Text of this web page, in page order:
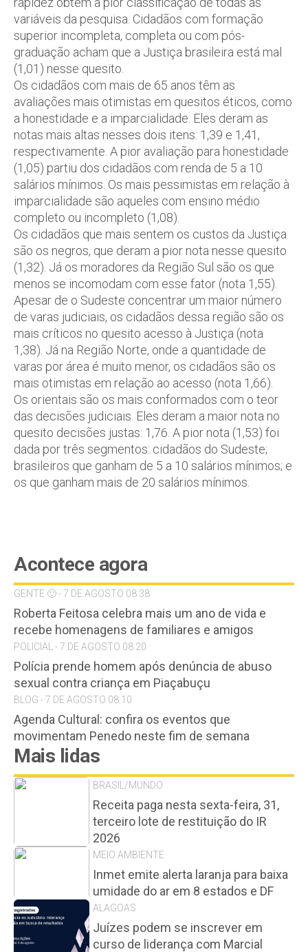
variáveis da pesquisa. Cidadãos com formação
superior incompleta, completa ou com pós-
graduação acham que a Justiça brasileira está mal
(1,01) nesse quesito.
Os cidadãos com mais de 65 anos têm as
avaliações mais otimistas em quesitos éticos, como
a honestidade e a imparcialidade. Eles deram as
notas mais altas nesses dois itens: 1,39 e 1,41,
respectivamente. A pior avaliação para honestidade
(1,05) partiu dos cidadãos com renda de 5 a 10
salários mínimos. Os mais pessimistas em relação à
imparcialidade são aqueles com ensino médio
completo ou incompleto (1,08).
Os cidadãos que mais sentem os custos da Justiça
são os negros, que deram a pior nota nesse quesito
(1,32). Já os moradores da Região Sul são os que
menos se incomodam com esse fator (nota 1,55).
Apesar de o Sudeste concentrar um maior número
de varas judiciais, os cidadãos dessa região são os
mais críticos no quesito acesso à Justiça (nota
1,38). Já na Região Norte, onde a quantidade de
varas por área é muito menor, os cidadãos são os
mais otimistas em relação ao acesso (nota 1,66).
Os orientais são os mais conformados com o teor
das decisões judiciais. Eles deram a maior nota no
quesito decisões justas: 1,76. A pior nota (1,53) foi
dada por três segmentos: cidadãos do Sudeste;
brasileiros que ganham de 5 a 10 salários mínimos; e
os que ganham mais de 20 salários mínimos.
Acontece agora
GENTE 🙂 - 7 DE AGOSTO 08:38
Roberta Feitosa celebra mais um ano de vida e
recebe homenagens de familiares e amigos
POLICIAL - 7 DE AGOSTO 08:20
Polícia prende homem após denúncia de abuso
sexual contra criança em Piaçabuçu
BLOG - 7 DE AGOSTO 08:10
Agenda Cultural: confira os eventos que
movimentam Penedo neste fim de semana
Mais lidas
BRASIL/MUNDO
Receita paga nesta sexta-feira, 31,
terceiro lote de restituição do IR
2026
MEIO AMBIENTE
Inmet emite alerta laranja para baixa
umidade do ar em 8 estados e DF
ALAGOAS
Juízes podem se inscrever em
curso de liderança com Marcial